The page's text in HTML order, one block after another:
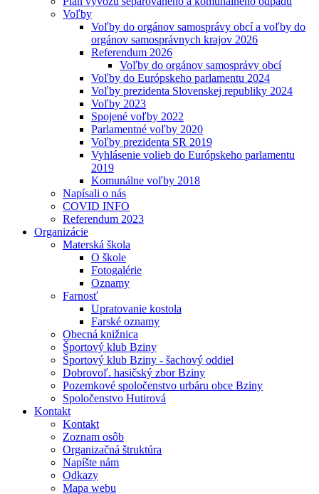
Voľby
Voľby do orgánov samosprávy obcí a voľby do
orgánov samosprávnych krajov 2026
Referendum 2026
Voľby do orgánov samosprávy obcí
Voľby do Európskeho parlamentu 2024
Voľby prezidenta Slovenskej republiky 2024
Voľby 2023
Spojené voľby 2022
Parlamentné voľby 2020
Voľby prezidenta SR 2019
Vyhlásenie volieb do Európskeho parlamentu
2019
Komunálne voľby 2018
Napísali o nás
COVID INFO
Referendum 2023
Organizácie
Materská škola
O škole
Fotogalérie
Oznamy
Farnosť
Upratovanie kostola
Farské oznamy
Obecná knižnica
Športový klub Bziny
Športový klub Bziny - šachový oddiel
Dobrovoľ. hasičský zbor Bziny
Pozemkové spoločenstvo urbáru obce Bziny
Spoločenstvo Hutirová
Kontakt
Kontakt
Zoznam osôb
Organizačná štruktúra
Napíšte nám
Odkazy
Mapa webu